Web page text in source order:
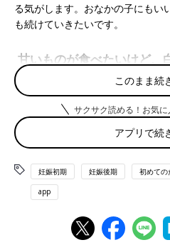
る気がします。おなかの子にもい
も続けていきたいです。
甘いものが食べたいけど、
１人目の妊娠中はステーキやフラ
んかをすごく食べたくなったんで
などの甘いものが食べたくなるん
いので我慢しつつ、たまに食べる
実は、１人目のときに母乳の出口
す。白斑は、油っぽい食事や甘い
になることもあるらしいので、そ
このまま続
サクサク読める！お気
アプリで続
妊娠初期 妊娠後期 初めての
app